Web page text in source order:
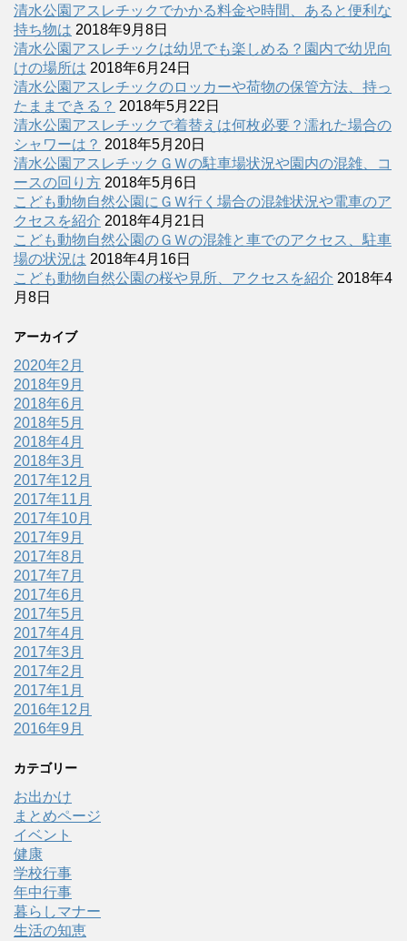
清水公園アスレチックでかかる料金や時間、あると便利な
持ち物は 2018年9月8日
清水公園アスレチックは幼児でも楽しめる？園内で幼児向
けの場所は 2018年6月24日
清水公園アスレチックのロッカーや荷物の保管方法、持っ
たままできる？ 2018年5月22日
清水公園アスレチックで着替えは何枚必要？濡れた場合の
シャワーは？ 2018年5月20日
清水公園アスレチックＧＷの駐車場状況や園内の混雑、コ
ースの回り方 2018年5月6日
こども動物自然公園にＧＷ行く場合の混雑状況や電車のア
クセスを紹介 2018年4月21日
こども動物自然公園のＧＷの混雑と車でのアクセス、駐車
場の状況は 2018年4月16日
こども動物自然公園の桜や見所、アクセスを紹介 2018年4
月8日
アーカイブ
2020年2月
2018年9月
2018年6月
2018年5月
2018年4月
2018年3月
2017年12月
2017年11月
2017年10月
2017年9月
2017年8月
2017年7月
2017年6月
2017年5月
2017年4月
2017年3月
2017年2月
2017年1月
2016年12月
2016年9月
カテゴリー
お出かけ
まとめページ
イベント
健康
学校行事
年中行事
暮らしマナー
生活の知恵